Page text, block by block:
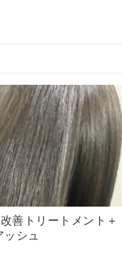
善トリートメント＋
シュ